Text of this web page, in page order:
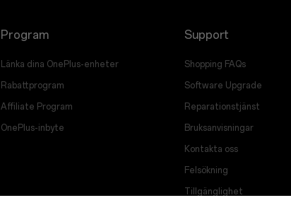
Program
Länka dina OnePlus-enheter
Rabattprogram
Affiliate Program
OnePlus-inbyte
Support
Shopping FAQs
Software Upgrade
Reparationstjänst
Bruksanvisningar
Kontakta oss
Felsökning
Tillgänglighet